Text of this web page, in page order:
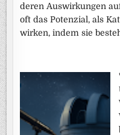
deren Auswirkungen
oft das Potenzial, als
wirken, indem sie